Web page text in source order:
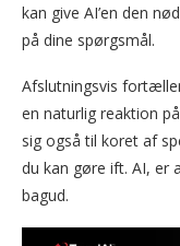
kan give AI’en den
på dine spørgsmål.
Afslutningsvis
en naturlig reaktion
sig også til koret af
du kan gøre ift. AI, er
bagud.